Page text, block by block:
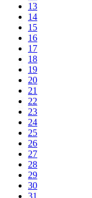
13
14
15
16
17
18
19
20
21
22
23
24
25
26
27
28
29
30